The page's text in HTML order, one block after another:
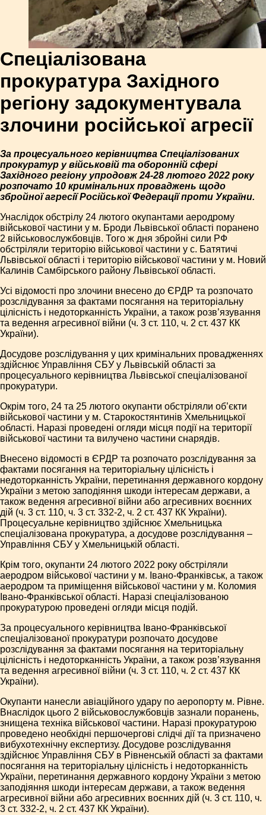
Спеціалізована
прокуратура Західного
регіону задокументувала
злочини російської агресії
За процесуального керівництва Спеціалізованих
прокуратур у військовій та оборонній сфері
Західного регіону упродовж 24-28 лютого 2022 року
розпочато 10 кримінальних проваджень щодо
збройної агресії Російської Федерації проти України.
Унаслідок обстрілу 24 лютого окупантами аеродрому
військової частини у м. Броди Львівської області поранено
2 військовослужбовців. Того ж дня збройні сили РФ
обстріляли територію військової частини у с. Батятичі
Львівської області і територію військової частини у м. Новий
Калинів Самбірського району Львівської області.
Усі відомості про злочини внесено до ЄРДР та розпочато
розслідування за фактами посягання на територіальну
цілісність і недоторканність України, а також розв’язування
та ведення агресивної війни (ч. 3 ст. 110, ч. 2 ст. 437 КК
України).
Досудове розслідування у цих кримінальних провадженнях
здійснює Управління СБУ у Львівській області за
процесуального керівництва Львівської спеціалізованої
прокуратури.
Окрім того, 24 та 25 лютого окупанти обстріляли об’єкти
військової частини у м. Старокостянтинів Хмельницької
області. Наразі проведені огляди місця події на території
військової частини та вилучено частини снарядів.
Внесено відомості в ЄРДР та розпочато розслідування за
фактами посягання на територіальну цілісність і
недоторканність України, перетинання державного кордону
України з метою заподіяння шкоди інтересам держави, а
також ведення агресивної війни або агресивних воєнних
дій (ч. 3 ст. 110, ч. 3 ст. 332-2, ч. 2 ст. 437 КК України).
Процесуальне керівництво здійснює Хмельницька
спеціалізована прокуратура, а досудове розслідування –
Управління СБУ у Хмельницькій області.
Крім того, окупанти 24 лютого 2022 року обстріляли
аеродром військової частини у м. Івано-Франківськ, а також
аеродром та приміщення військової частини у м. Коломия
Івано-Франківської області. Наразі спеціалізованою
прокуратурою проведені огляди місця подій.
За процесуального керівництва Івано-Франківської
спеціалізованої прокуратури розпочато досудове
розслідування за фактами посягання на територіальну
цілісність і недоторканність України, а також розв’язування
та ведення агресивної війни (ч. 3 ст. 110, ч. 2 ст. 437 КК
України).
Окупанти нанесли авіаційного удару по аеропорту м. Рівне.
Внаслідок цього 2 військовослужбовців зазнали поранень,
знищена техніка військової частини. Наразі прокуратурою
проведено необхідні першочергові слідчі дії та призначено
вибухотехнічну експертизу. Досудове розслідування
здійснює Управління СБУ в Рівненській області за фактами
посягання на територіальну цілісність і недоторканність
України, перетинання державного кордону України з метою
заподіяння шкоди інтересам держави, а також ведення
агресивної війни або агресивних воєнних дій (ч. 3 ст. 110, ч.
3 ст. 332-2, ч. 2 ст. 437 КК України).